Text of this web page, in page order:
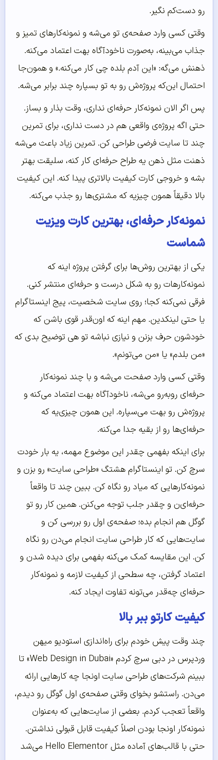
رو دست‌کم نگیر.
وقتی کسی وارد صفحه‌ی تو می‌شه و نمونه‌کارهای تمیز و
جذاب می‌بینه، به‌صورت ناخودآگاه بهت اعتماد می‌کنه.
ذهنش می‌گه: «این آدم بلده چی کار می‌کنه.» و همون‌جا
احتمال این‌که پروژه‌ش رو به تو بسپاره چند برابر می‌شه.
پس اگر الان نمونه‌کار حرفه‌ای نداری، وقت بذار و بساز.
حتی اگه پروژه‌ی واقعی هم در دست نداری، برای تمرین
چند تا سایت فرضی طراحی کن. تمرین زیاد باعث می‌شه
ذهنت مثل ذهن یه طراح حرفه‌ای کار کنه، سلیقت بهتر
بشه و خروجی کارت کیفیت بالاتری پیدا کنه. این کیفیت
بالا دقیقاً همون چیزیه که مشتری‌ها رو جذب می‌کنه.
نمونه‌کار حرفه‌ای، بهترین کارت ویزیت
شماست
یکی از بهترین روش‌ها برای گرفتن پروژه اینه که
نمونه‌کارهات رو به شکل درست و حرفه‌ای منتشر کنی.
فرقی نمی‌کنه کجا؛ روی سایت شخصیت، پیج اینستاگرام
یا حتی لینکدین. مهم اینه که اون‌قدر قوی باشن که
خودشون حرف بزنن و نیازی نباشه تو هی توضیح بدی که
«من بلدم» یا «من می‌تونم».
وقتی کسی وارد صفحت می‌شه و با چند نمونه‌کار
حرفه‌ای روبه‌رو می‌شه، ناخودآگاه بهت اعتماد می‌کنه و
پروژه‌ش رو بهت می‌سپاره. این همون چیزی‌یه که
حرفه‌ای‌ها رو از بقیه جدا می‌کنه.
برای اینکه بفهمی چقدر این موضوع مهمه، یه بار خودت
سرچ کن. تو اینستاگرام هشتگ «طراحی سایت» رو بزن و
نمونه‌کارهایی که میاد رو نگاه کن. ببین چند تا واقعاً
حرفه‌ای‌ن و چقدر جلب توجه می‌کنن. همین کار رو تو
گوگل هم انجام بده؛ صفحه‌ی اول رو بررسی کن و
سایت‌هایی که کار طراحی سایت انجام می‌دن رو نگاه
کن. این مقایسه کمک می‌کنه بفهمی برای دیده شدن و
اعتماد گرفتن، چه سطحی از کیفیت لازمه و نمونه‌کار
حرفه‌ای چه‌قدر می‌تونه تفاوت ایجاد کنه.
کیفیت کارتو ببر بالا
چند وقت پیش خودم برای راه‌اندازی استودیو میهن
وردپرس در دبی سرچ کردم «Web Design in Dubai» تا
ببینم شرکت‌های طراحی سایت اونجا چه کارهایی ارائه
می‌دن. راستشو بخوای وقتی صفحه‌ی اول گوگل رو دیدم،
واقعاً تعجب کردم. بعضی از سایت‌هایی که به‌عنوان
نمونه‌کار اونجا بودن اصلاً کیفیت قابل قبولی نداشتن.
حتی با قالب‌های آماده مثل Hello Elementor می‌شد